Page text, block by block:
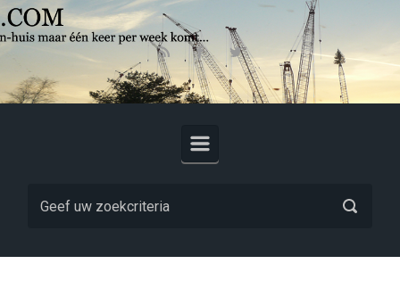
Skip to main content